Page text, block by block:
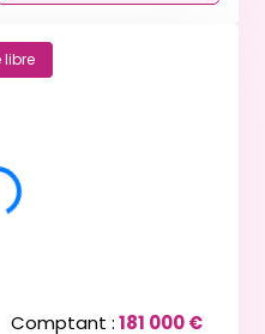
libre
Comptant :181 000 €